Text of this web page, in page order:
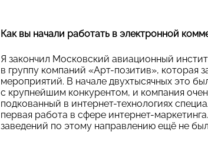
Как вы начали работать в электронной
Я закончил Московский авиационный
в группу компаний «Арт-позитив», которая
мероприятий. В начале двухтысячных это
с крупнейшим конкурентом, и компания
подкованный в интернет-технологиях
первая работа в сфере интернет-
заведений по этому направлению ещё не